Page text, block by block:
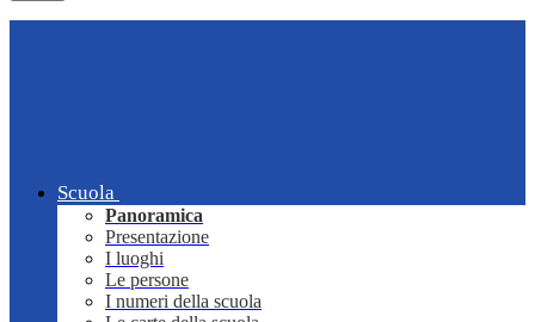
Scuola
Panoramica
Presentazione
I luoghi
Le persone
I numeri della scuola